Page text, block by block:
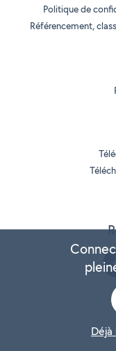
Politique de
Référencement,